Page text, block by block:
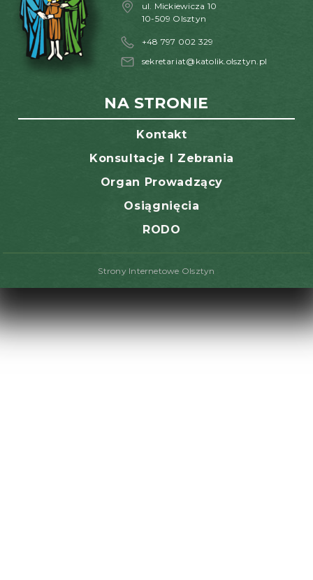
ul. Mickiewicza 10
10-509 Olsztyn
+48 797 002 329
sekretariat@katolik.olsztyn.pl
NA STRONIE
Kontakt
Konsultacje I Zebrania
Organ Prowadzący
Osiągnięcia
RODO
Strony Internetowe Olsztyn